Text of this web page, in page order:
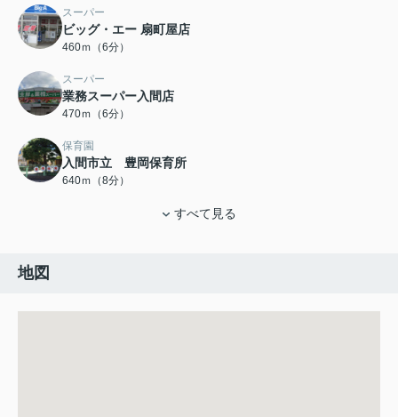
スーパー
ビッグ・エー 扇町屋店
460ｍ（6分）
スーパー
業務スーパー入間店
470ｍ（6分）
保育園
入間市立 豊岡保育所
640ｍ（8分）
すべて見る
地図